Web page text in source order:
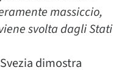
massiccio,
svolta dagli Stati
dimostra